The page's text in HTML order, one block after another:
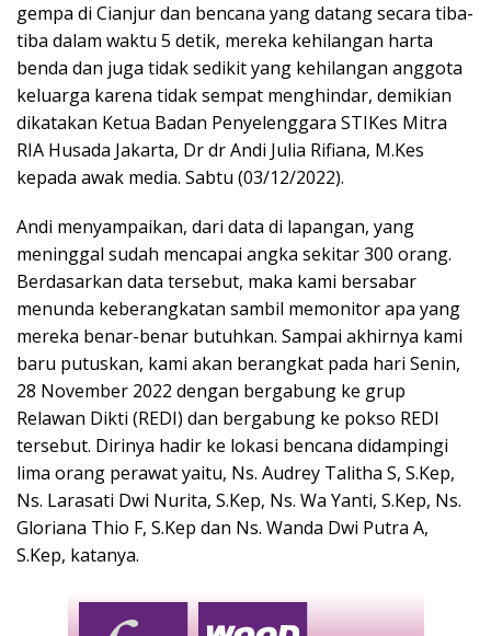
gempa di Cianjur dan bencana yang datang secara tiba-
tiba dalam waktu 5 detik, mereka kehilangan harta
benda dan juga tidak sedikit yang kehilangan anggota
keluarga karena tidak sempat menghindar, demikian
dikatakan Ketua Badan Penyelenggara STIKes Mitra
RIA Husada Jakarta, Dr dr Andi Julia Rifiana, M.Kes
kepada awak media. Sabtu (03/12/2022).
Andi menyampaikan, dari data di lapangan, yang
meninggal sudah mencapai angka sekitar 300 orang.
Berdasarkan data tersebut, maka kami bersabar
menunda keberangkatan sambil memonitor apa yang
mereka benar-benar butuhkan. Sampai akhirnya kami
baru putuskan, kami akan berangkat pada hari Senin,
28 November 2022 dengan bergabung ke grup
Relawan Dikti (REDI) dan bergabung ke pokso REDI
tersebut. Dirinya hadir ke lokasi bencana didampingi
lima orang perawat yaitu, Ns. Audrey Talitha S, S.Kep,
Ns. Larasati Dwi Nurita, S.Kep, Ns. Wa Yanti, S.Kep, Ns.
Gloriana Thio F, S.Kep dan Ns. Wanda Dwi Putra A,
S.Kep, katanya.